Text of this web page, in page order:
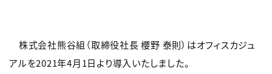
株式会社熊谷組（取締役社長 櫻野 泰則）はオフィスカジュ
アルを2021年4月1日より導入いたしました。